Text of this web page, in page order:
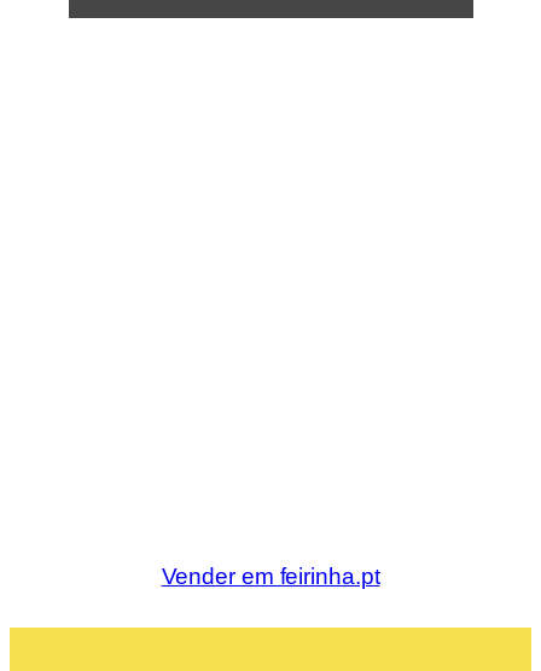
Vender em feirinha.pt